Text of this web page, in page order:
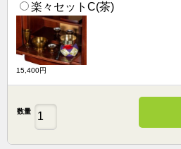
楽々セットC(茶)
15,400円
数量